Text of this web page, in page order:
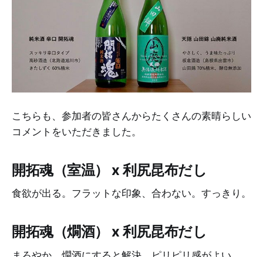
こちらも、参加者の皆さんからたくさんの素晴らしい
コメントをいただきました。
開拓魂（室温） x 利尻昆布だし
食欲が出る。フラットな印象、合わない。すっきり。
開拓魂（燗酒） x 利尻昆布だし